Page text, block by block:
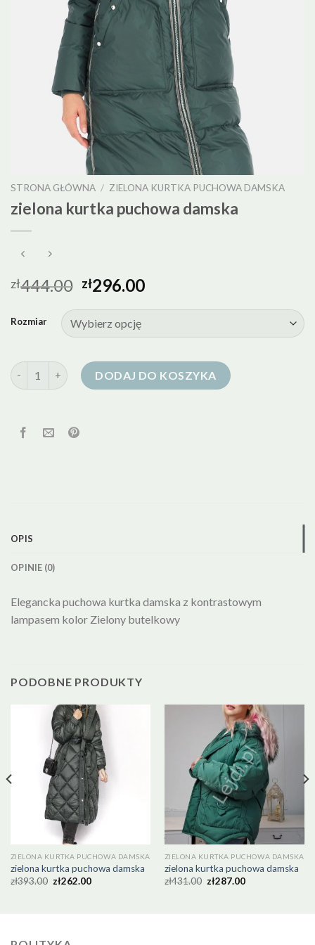
STRONA GŁÓWNA / ZIELONA KURTKA PUCHOWA DAMSKA
zielona kurtka puchowa damska
zł444.00 zł296.00
Rozmiar
ilość zielona kurtka puchowa damska
DODAJ DO KOSZYKA
OPIS
OPINIE (0)
Elegancka puchowa kurtka damska z kontrastowym
lampasem kolor Zielony butelkowy
PODOBNE PRODUKTY
ZIELONA KURTKA PUCHOWA DAMSKA
zielona kurtka puchowa damska
zł393.00 zł262.00
ZIELONA KURTKA PUCHOWA DAMSKA
zielona kurtka puchowa damska
zł431.00 zł287.00